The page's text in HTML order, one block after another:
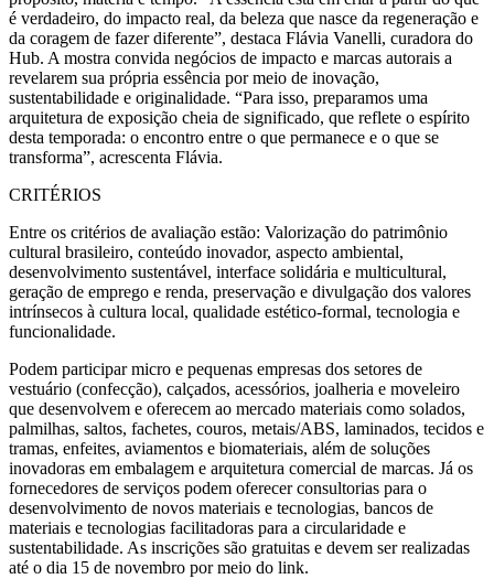
é verdadeiro, do impacto real, da beleza que nasce da regeneração e
da coragem de fazer diferente”, destaca Flávia Vanelli, curadora do
Hub. A mostra convida negócios de impacto e marcas autorais a
revelarem sua própria essência por meio de inovação,
sustentabilidade e originalidade. “Para isso, preparamos uma
arquitetura de exposição cheia de significado, que reflete o espírito
desta temporada: o encontro entre o que permanece e o que se
transforma”, acrescenta Flávia.
CRITÉRIOS
Entre os critérios de avaliação estão: Valorização do patrimônio
cultural brasileiro, conteúdo inovador, aspecto ambiental,
desenvolvimento sustentável, interface solidária e multicultural,
geração de emprego e renda, preservação e divulgação dos valores
intrínsecos à cultura local, qualidade estético-formal, tecnologia e
funcionalidade.
Podem participar micro e pequenas empresas dos setores de
vestuário (confecção), calçados, acessórios, joalheria e moveleiro
que desenvolvem e oferecem ao mercado materiais como solados,
palmilhas, saltos, fachetes, couros, metais/ABS, laminados, tecidos e
tramas, enfeites, aviamentos e biomateriais, além de soluções
inovadoras em embalagem e arquitetura comercial de marcas. Já os
fornecedores de serviços podem oferecer consultorias para o
desenvolvimento de novos materiais e tecnologias, bancos de
materiais e tecnologias facilitadoras para a circularidade e
sustentabilidade. As inscrições são gratuitas e devem ser realizadas
até o dia 15 de novembro por meio do link.